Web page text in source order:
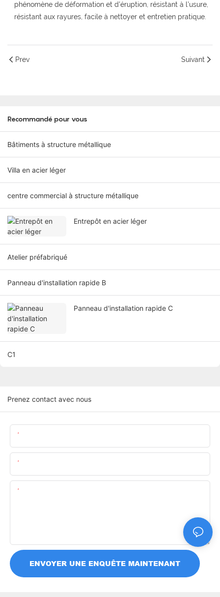
phénomène de déformation et d'éruption, résistant à l'usure,
résistant aux rayures, facile à nettoyer et entretien pratique.
Prev Suivant
Recommandé pour vous
Bâtiments à structure métallique
Villa en acier léger
centre commercial à structure métallique
Entrepôt en acier léger
Atelier préfabriqué
Panneau d'installation rapide B
Panneau d'installation rapide C
C1
Prenez contact avec nous
ENVOYER UNE ENQUÊTE MAINTENANT